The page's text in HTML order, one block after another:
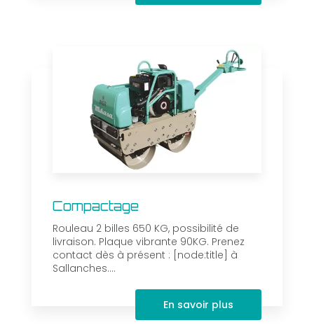
Compactage
Rouleau 2 billes 650 KG, possibilité de
livraison. Plaque vibrante 90KG. Prenez
contact dès à présent : [node:title] à
Sallanches....
En savoir plus